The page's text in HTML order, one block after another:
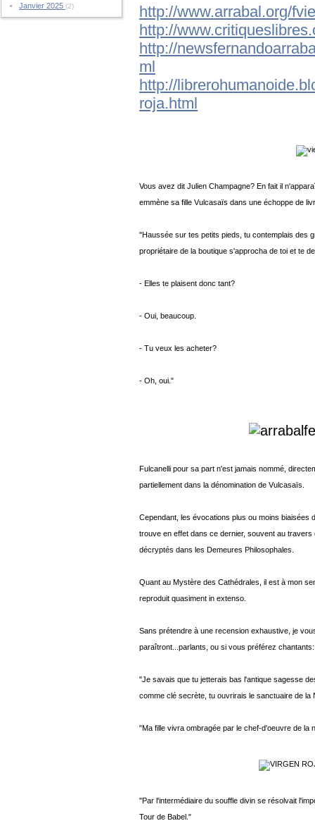
Janvier 2025 (2)
http://www.arrabal.org/
http://
http://
ml
http://
roja.html
Vous avez dit Julien Champagne? En fait il
emmène sa fille Vulcasaïs dans une échoppe de
"Haussée sur tes petits pieds, tu contemplais des
propriétaire de la boutique s'approcha de toi et te
- Elles te plaisent donc tant?
- Oui, beaucoup.
- Tu veux les acheter?
- Oh, oui."
Fulcanelli pour sa part n'est jamais nommé,
partiellement dans la dénomination de Vulcasaïs.
Cependant, les évocations plus ou moins
trouve en effet dans ce dernier, souvent au
décryptés dans les Demeures Philosophales.
Quant au Mystère des Cathédrales, il est à mon
reproduit quasiment in extenso.
Sans prétendre à une recension exhaustive, je
paraîtront...parlants, ou si vous préférez chantants:
"Je savais que tu jetterais bas l'antique sagesse
comme clé secrète, tu ouvrirais le sanctuaire de la
"Ma fille vivra ombragée par le chef-d'oeuvre de la
"Par l'intermédiaire du souffle divin se résolvait
Tour de Babel."